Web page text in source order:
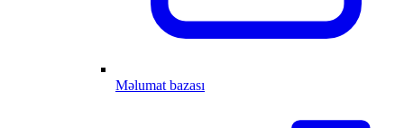
Məlumat bazası